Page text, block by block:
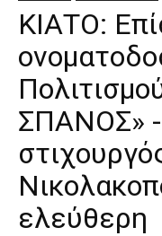
ΚΙΑΤΟ:
ΣΠΑΝΟΣ» -
ελεύθερη